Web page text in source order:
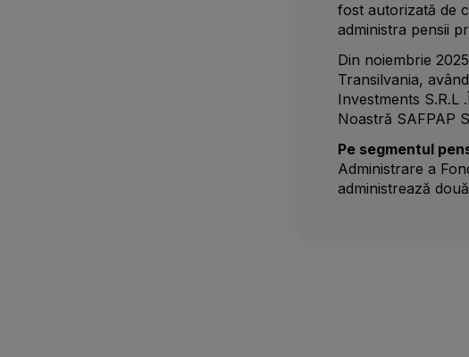
fost autorizată de
administra pensii
Din noiembrie
Transilvania,
Investments S.R.L
Noastră SAFPAP
Pe segmentul
Administrare a
administrează